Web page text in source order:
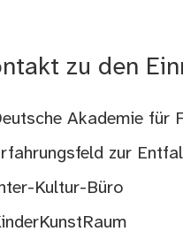
zu den
Akademie für
zur
Kultur-Büro